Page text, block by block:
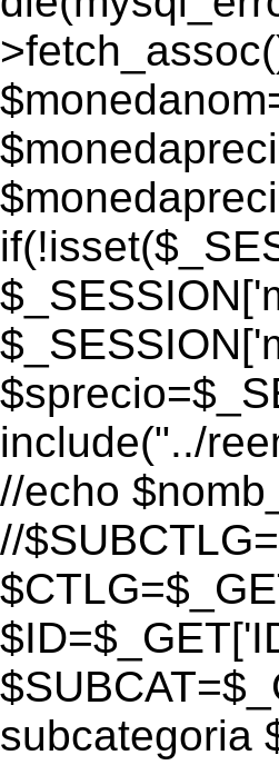
include("../
//echo
//
subcategoria